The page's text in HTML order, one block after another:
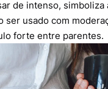
de intenso, simboliza
ser usado com
forte entre parentes.